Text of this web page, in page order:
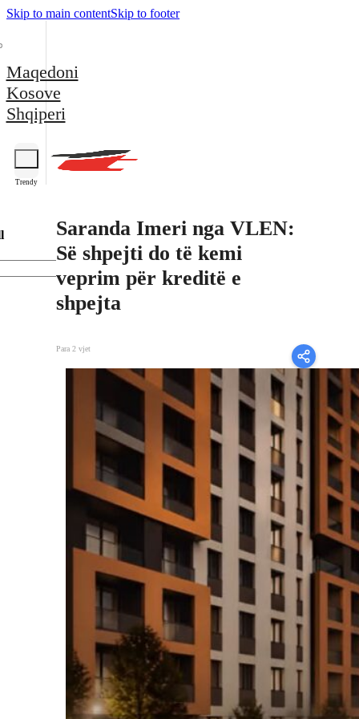
Skip to main contentSkip to footer
Maqedoni
Kosove
Shqiperi
Trendy
Saranda Imeri nga VLEN:
Së shpejti do të kemi
veprim për kreditë e
shpejta
Para 2 vjet